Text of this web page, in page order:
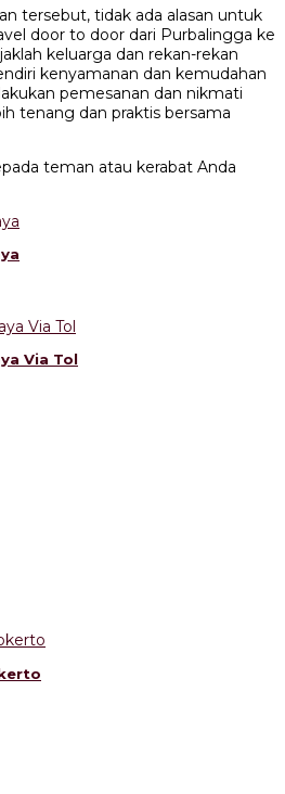
tersebut, tidak ada alasan untuk
door to door dari Purbalingga ke
keluarga dan rekan-rekan
kenyamanan dan kemudahan
pemesanan dan nikmati
tenang dan praktis bersama
teman atau kerabat Anda
Via Tol